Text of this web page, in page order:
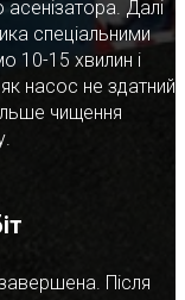
Далі
спеціальними
10-15 хвилин і
насос не здатний
чищення
Після